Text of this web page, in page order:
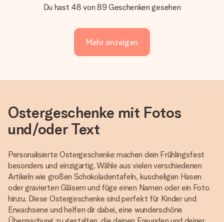
Du hast 48 von 89 Geschenken gesehen
Mehr anzeigen
Ostergeschenke mit Fotos
und/oder Text
Personalisierte Ostergeschenke machen dein Frühlingsfest
besonders und einzigartig. Wähle aus vielen verschiedenen
Artikeln wie großen Schokoladentafeln, kuscheligen Hasen
oder gravierten Gläsern und füge einen Namen oder ein Foto
hinzu. Diese Ostergeschenke sind perfekt für Kinder und
Erwachsene und helfen dir dabei, eine wunderschöne